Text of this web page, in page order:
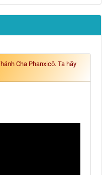
Cha Phanxicô. Ta hãy